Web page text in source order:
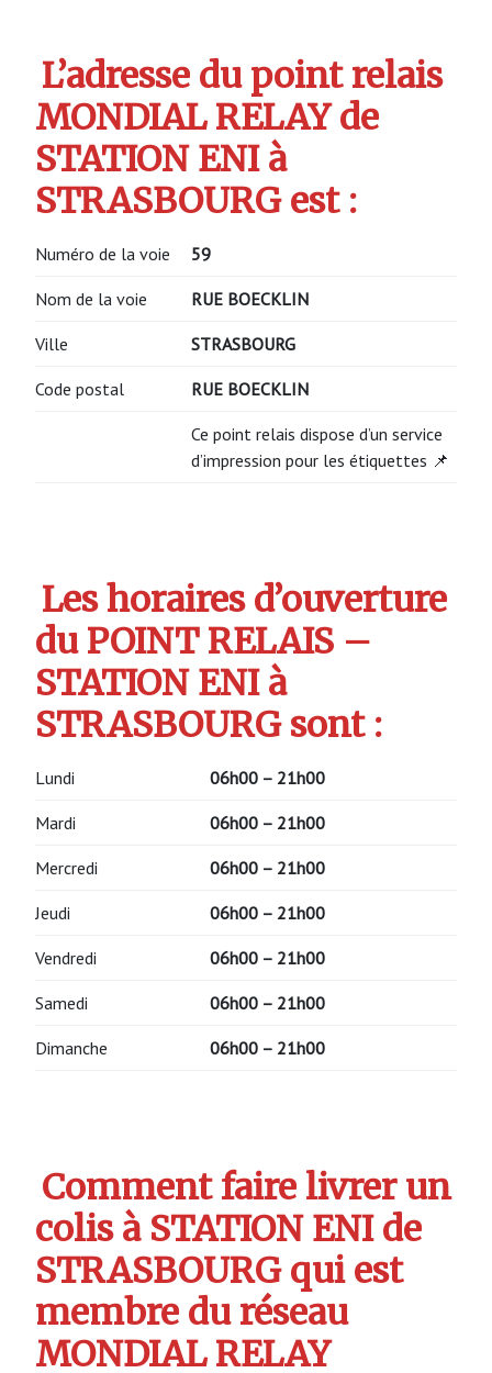
L’adresse du point relais
MONDIAL RELAY de
STATION ENI à
STRASBOURG est :
Numéro de la voie 59
Nom de la voie RUE BOECKLIN
Ville STRASBOURG
Code postal RUE BOECKLIN
Ce point relais dispose d’un service
d’impression pour les étiquettes 📌
Les horaires d’ouverture
du POINT RELAIS –
STATION ENI à
STRASBOURG sont :
Lundi 06h00 – 21h00
Mardi 06h00 – 21h00
Mercredi 06h00 – 21h00
Jeudi 06h00 – 21h00
Vendredi 06h00 – 21h00
Samedi 06h00 – 21h00
Dimanche 06h00 – 21h00
Comment faire livrer un
colis à STATION ENI de
STRASBOURG qui est
membre du réseau
MONDIAL RELAY